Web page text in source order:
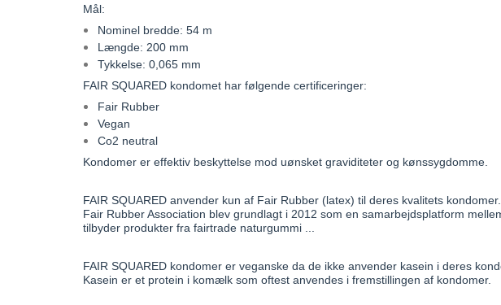
Mål:
Nominel bredde: 54 m
Længde: 200 mm
Tykkelse: 0,065 mm
FAIR SQUARED kondomet har følgende certificeringer:
Fair Rubber
Vegan
Co2 neutral
Kondomer er effektiv beskyttelse mod uønsket graviditeter og kønssygdomme.
FAIR SQUARED anvender kun af Fair Rubber (latex) til deres kvalitets kondomer.
Fair Rubber Association blev grundlagt i 2012 som en samarbejdsplatform
tilbyder produkter fra fairtrade naturgummi ...
FAIR SQUARED kondomer er veganske da de ikke anvender kasein i deres
Kasein er et protein i komælk som oftest anvendes i fremstillingen af kondomer.